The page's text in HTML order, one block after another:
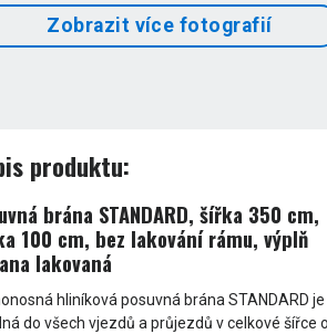
Zobrazit více fotografií
produktu:
brána STANDARD, šířka 350 cm,
100 cm, bez lakování rámu, výplň
lakovaná
hliníková posuvná brána STANDARD je
do všech vjezdů a průjezdů v celkové šířce